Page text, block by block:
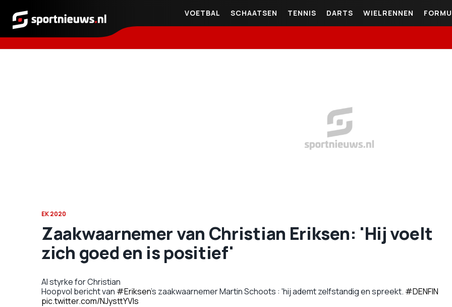
Sportnieuws.nl
VOETBAL SCHAATSEN TENNIS DARTS WIELRENNEN
EK 2020
Zaakwaarnemer van Christian Eriksen: 'Hij voelt
zich goed en is positief'
Al styrke for Christian
Hoopvol bericht van #Eriksen's zaakwaarnemer Martin Schoots : 'hij ademt zelfstandig en spreekt. #DENFIN
pic.twitter.com/NJysttYVIs